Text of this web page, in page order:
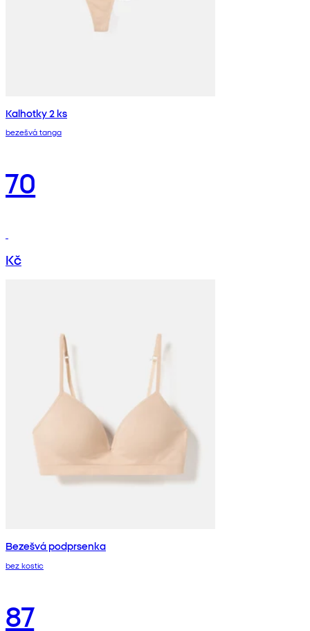
Kalhotky 2 ks
bezešvá tanga
70
Kč
Bezešvá podprsenka
bez kostic
87